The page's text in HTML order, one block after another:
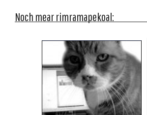
Noch mear rimramapekoal: